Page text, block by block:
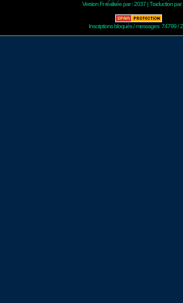
Version Fr réalisée par :2037 | Traduction par :
Inscriptions bloqués / messages: 74799 /